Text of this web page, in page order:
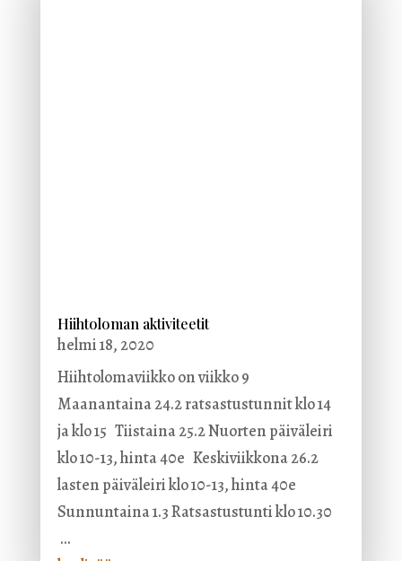
Hiihtoloman aktiviteetit
helmi 18, 2020
Hiihtolomaviikko on viikko 9
Maanantaina 24.2 ratsastustunnit klo 14
ja klo 15 Tiistaina 25.2 Nuorten päiväleiri
klo 10-13, hinta 40e Keskiviikkona 26.2
lasten päiväleiri klo 10-13, hinta 40e
Sunnuntaina 1.3 Ratsastustunti klo 10.30
...